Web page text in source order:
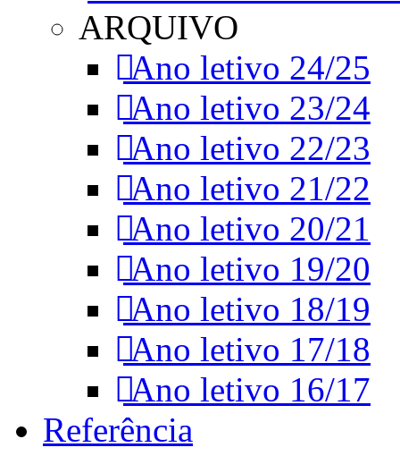
ARQUIVO
Ano letivo 24/25
Ano letivo 23/24
Ano letivo 22/23
Ano letivo 21/22
Ano letivo 20/21
Ano letivo 19/20
Ano letivo 18/19
Ano letivo 17/18
Ano letivo 16/17
Referência